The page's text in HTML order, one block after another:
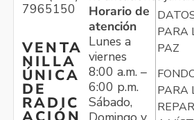
7965150
VENTA
NILLA
ÚNICA
DE
RADIC
Horario de
atención
Lunes a
viernes
8:00 a.m. –
6:00 p.m.
Sábado,
PARA
PAZ
PARA